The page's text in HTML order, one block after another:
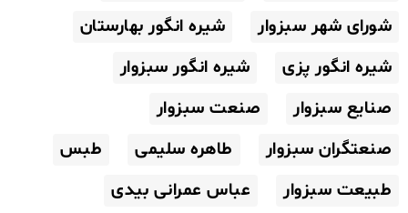
شورای شهر سبزوار
شیره انگور بهارستان
شیره انگور پزی
شیره انگور سبزوار
صنایع سبزوار
صنعت سبزوار
صنعتگران سبزوار
طاهره سلیمی
طبس
طبیعت سبزوار
عباس عمرانی بیدی